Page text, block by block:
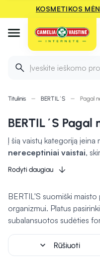
KOSMETIKOS
Įveskite ieškomo
Titulinis BERTIL´S Pagal
BERTIL´S
Į šią vaistų kategoriją įeina
nereceptiniai vaistai,
Vieni produktai gali
veiklą
, o kiti
kiti padėti mažinti
būti naudingos bendrai
Rodyti daugiau
BERTIL'S suomiški
organizmui. Platus
subalansuotos sudėties
expand_more Rūšiuoti